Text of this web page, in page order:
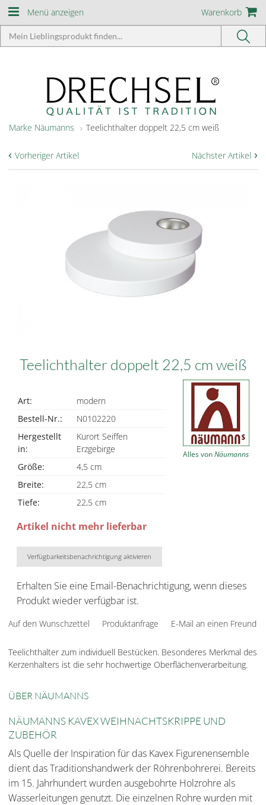
Menü anzeigen Warenkorb
Marke Näumanns Teelichthalter doppelt 22,5 cm weiß
Nächster Artikel ›
‹ Vorheriger Artikel
Teelichthalter doppelt 22,5 cm weiß
Art:
modern
Bestell-Nr.:
N0102220
Hergestellt
in:
Kurort Seiffen
Erzgebirge
Größe:
4,5 cm
Breite:
22,5 cm
Tiefe:
22,5 cm
Alles vonNäumanns
Artikel nicht mehr lieferbar
Verfügbarkeitsbenachrichtigung aktivieren
Erhalten Sie eine Email-Benachrichtigung, wenn dieses
Produkt wieder verfügbar ist.
Auf den Wunschzettel Produktanfrage E-Mail an einen Freund
Teelichthalter zum individuell Bestücken. Besonderes Merkmal des
Kerzenhalters ist die sehr hochwertige Oberflächenverarbeitung.
ÜBER NÄUMANNS
NÄUMANNS KAVEX WEIHNACHTSKRIPPE UND
ZUBEHÖR
Als Quelle der Inspiration für das Kavex Figurenensemble
dient das Traditionshandwerk der Röhrenbohrerei. Bereits
im 15. Jahrhundert wurden ausgebohrte Holzrohre als
Wasserleitungen genutzt. Die einzelnen Rohre wurden mit